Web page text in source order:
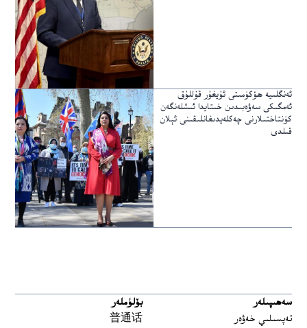
ئەنگلىيە ھۆكۈمىتى ئۇيغۇر قۇللۇق
ئەمگىكى سەۋەبىدىن خىتايدا ئىشلەنگەن
كۈنتاختىلارنى چەكلەيدىغانلىقىنى ئېلان
قىلدى
سەھىپىلەر
تەپسىلىي خەۋەر
بۆلۈملەر
普通话